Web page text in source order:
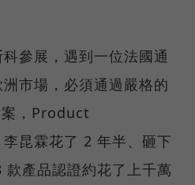
參展，遇到一位法國通
市場，必須通過嚴格的
案，Product
昆霖花了 2 年半、砸下
產品認證約花了上千萬